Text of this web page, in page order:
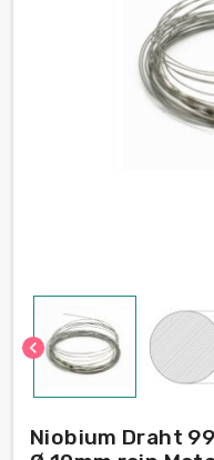
chevron_left
Niobium Draht